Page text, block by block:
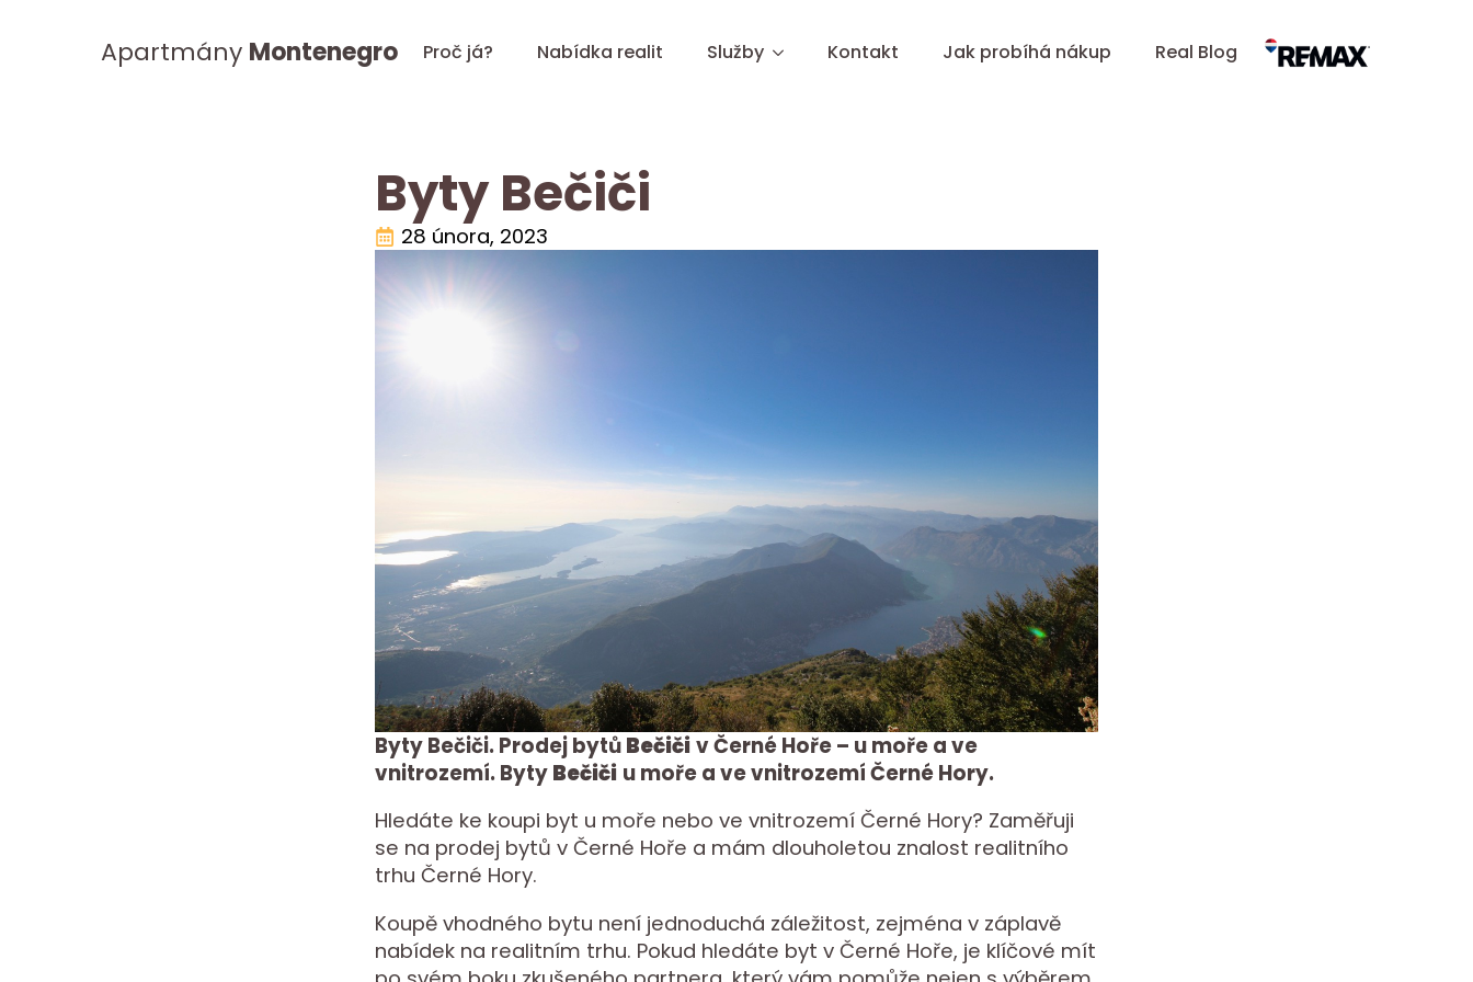
Apartmány Montenegro Proč já? Nabídka realit Služby Kontakt Jak probíhá nákup Real Blog
Byty Bečiči
28 února, 2023
Byty Bečiči. Prodej bytů Bečiči v Černé Hoře – u moře a ve
vnitrozemí. Byty Bečiči u moře a ve vnitrozemí Černé Hory.
Hledáte ke koupi byt u moře nebo ve vnitrozemí Černé Hory? Zaměřuji
se na prodej bytů v Černé Hoře a mám dlouholetou znalost realitního
trhu Černé Hory.
Koupě vhodného bytu není jednoduchá záležitost, zejména v záplavě
nabídek na realitním trhu. Pokud hledáte byt v Černé Hoře, je klíčové mít